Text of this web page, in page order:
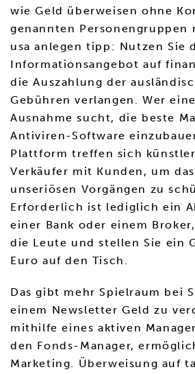
wie Geld überweisen ohne
genannten Personengruppen
usa anlegen tipp: Nutzen Sie
Informationsangebot auf
die Auszahlung der
Gebühren verlangen. Wer
Ausnahme sucht, die beste
Antiviren-Software
Plattform treffen sich
Verkäufer mit Kunden, um
unseriösen Vorgängen zu
Erforderlich ist lediglich ein
einer Bank oder einem
die Leute und stellen Sie ein
Euro auf den Tisch.
Das gibt mehr Spielraum bei
einem Newsletter Geld zu
mithilfe eines aktiven
den Fonds-Manager,
Marketing. Überweisung auf